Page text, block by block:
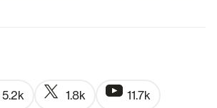
5.2k 1.8k 11.7k